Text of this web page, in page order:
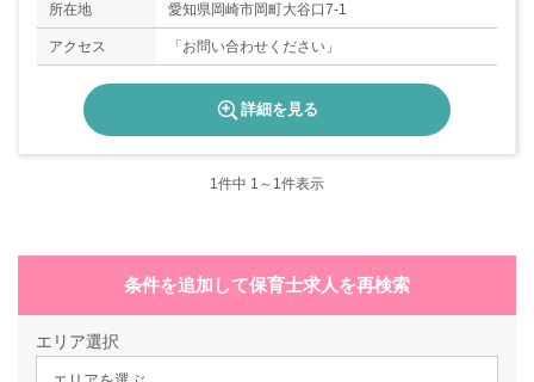
所在地 愛知県岡崎市岡町大谷口7-1
アクセス 「お問い合わせください」
詳細を見る
1件中 1～1件表示
条件を追加して保育士求人を再検索
エリア選択